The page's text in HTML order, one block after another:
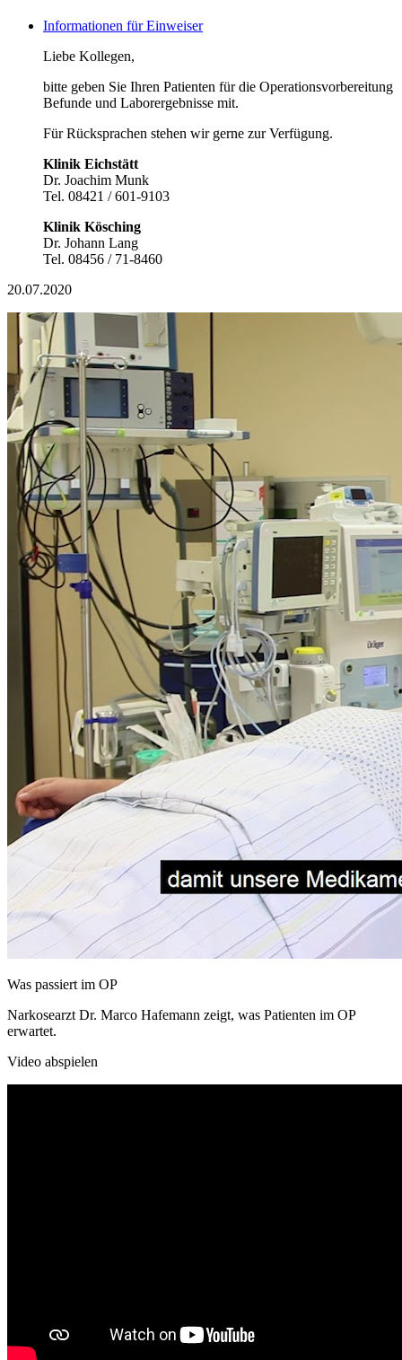
Informationen für Einweiser
Liebe Kollegen,
bitte geben Sie Ihren Patienten für die Operationsvorbereitung
Befunde und Laborergebnisse mit.
Für Rücksprachen stehen wir gerne zur Verfügung.
Klinik Eichstätt
Dr. Joachim Munk
Tel. 08421 / 601-9103
Klinik Kösching
Dr. Johann Lang
Tel. 08456 / 71-8460
20.07.2020
Was passiert im OP
Narkosearzt Dr. Marco Hafemann zeigt, was Patienten im OP
erwartet.
Video abspielen